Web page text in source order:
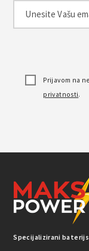
Prijavom na
privatnosti.
Specijalizirani